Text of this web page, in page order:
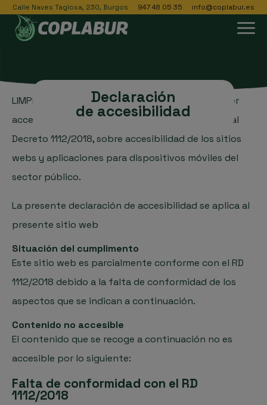
Calle Naves Taglosa, 230, Burgos 947 48 05 35 info@coplabur.es
Declaración
de accesibilidad
LIMPIEZAS CLEYMAR S.L.Use compromete en hacer
accesible su sitio web de conformidad con el Real
Decreto 1112/2018, sobre accesibilidad de los sitios
webs y aplicaciones para dispositivos móviles del
sector público.
La presente declaración de accesibilidad se aplica al
presente sitio web
Situación del cumplimento
Este sitio web es parcialmente conforme con el RD
1112/2018 debido a la falta de conformidad de los
aspectos que se indican a continuación.
Contenido no accesible
El contenido que se recoge a continuación no es
accesible por lo siguiente:
Falta de conformidad con el RD
1112/2018